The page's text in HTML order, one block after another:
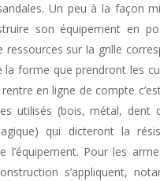
Un peu à la façon
son équipement en
ressources sur la grille
la forme que prendront les
en ligne de compte
utilisés (bois, métal, dent
qui dicteront la
l’équipement. Pour les
s’appliquent,